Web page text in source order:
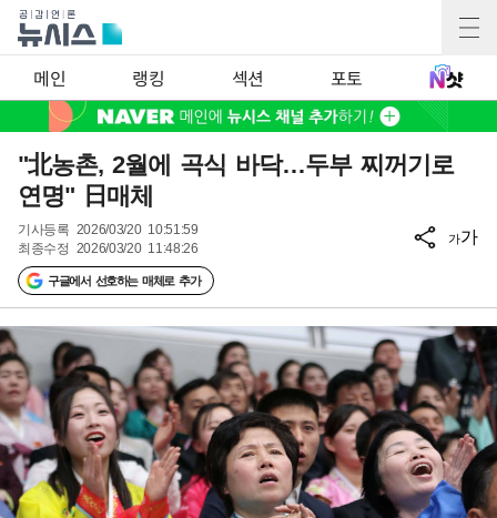
메인 랭킹 섹션 포토
"北농촌, 2월에 곡식 바닥…두부 찌꺼기로
연명" 日매체
기사등록 2026/03/20 10:51:59
최종수정 2026/03/20 11:48:26
구글에서 선호하는 매체로 추가
가가